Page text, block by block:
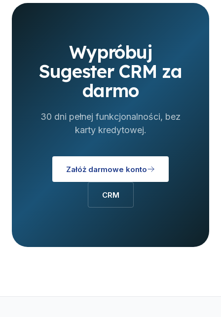
Wypróbuj
Sugester CRM za
darmo
30 dni pełnej funkcjonalności, bez
karty kredytowej.
Załóż darmowe konto
CRM